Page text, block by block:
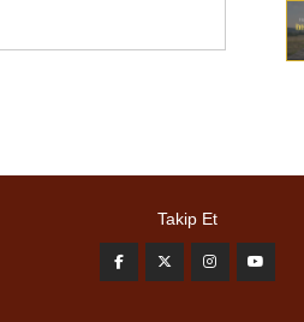
Takip Et